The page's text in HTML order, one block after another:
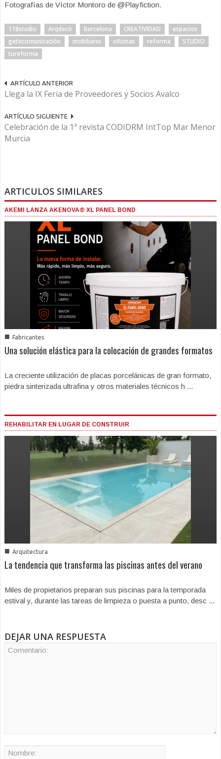
Fotografías de Víctor Montoro de @Playfiction.
118studio Arqdecó barcelona CREATIVIDAD
espacios
getecomunicación
mobiliario oficinas reforma
STUDIO
tureforma
ARTÍCULO ANTERIOR
Llega la IX Feria de Proveedores y Socios Avalco
ARTÍCULO SIGUIENTE
Celebración de la 1ª revista CODIDRM IntTop Mar Menor
Murcia
ARTICULOS SIMILARES
AKEMI LANZA AKENOVA® XL PANEL BOND
■ Fabricantes
Una solución elástica para la colocación de grandes formatos
La creciente utilización de placas porcelánicas de gran formato,
piedra sinterizada ultrafina y otros materiales técnicos h ...
REHABILITAR EN LUGAR DE CONSTRUIR
■ Arquitectura
La tendencia que transforma las piscinas antes del verano
Miles de propietarios preparan sus piscinas para la temporada
estival y, durante las tareas de limpieza o puesta a punto, desc ...
DEJAR UNA RESPUESTA